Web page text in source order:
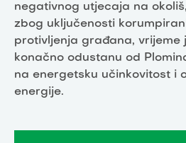
negativnog utjecaja na
zbog uključenosti
protivljenja građana, vrijeme
konačno odustanu od
na energetsku učinkovitost i
energije.